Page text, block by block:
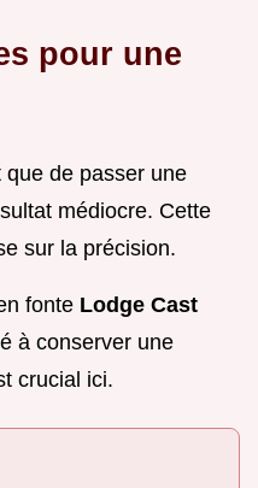
pour une
de passer une
médiocre. Cette
sur la précision.
fonte Lodge Cast
à conserver une
crucial ici.